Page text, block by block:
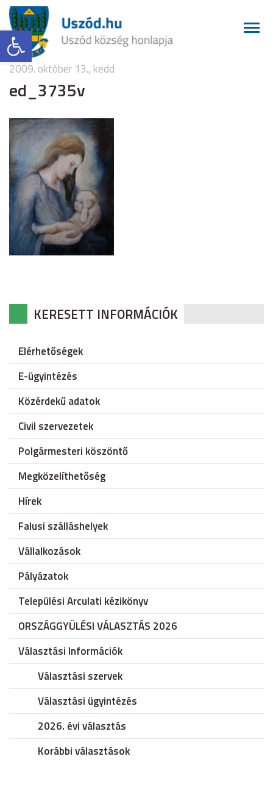
Eszköztár megnyitása
2009. október 13., kedd
ed_3735v
KERESETT INFORMÁCIÓK
Elérhetőségek
E-ügyintézés
Közérdekű adatok
Civil szervezetek
Polgármesteri köszöntő
Megközelíthetőség
Hírek
Falusi szálláshelyek
Vállalkozások
Pályázatok
Települési Arculati kézikönyv
ORSZÁGGYÜLÉSI VÁLASZTÁS 2026
Választási Információk
Választási szervek
Választási ügyintézés
2026. évi választás
Korábbi választások